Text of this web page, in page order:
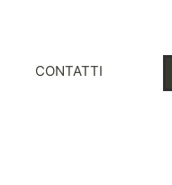
CONTATTI